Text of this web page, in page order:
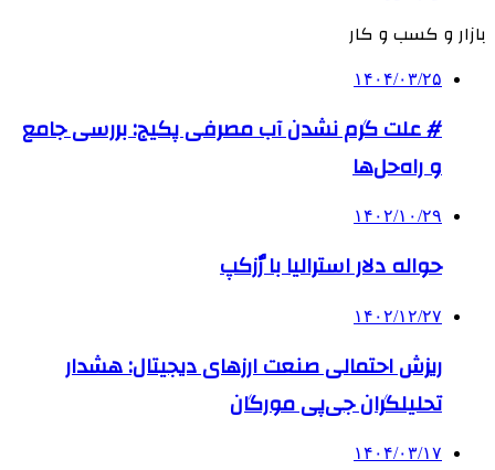
بازار و کسب و کار
۱۴۰۴/۰۳/۲۵
# علت گرم نشدن آب مصرفی پکیج: بررسی جامع
و راه‌حل‌ها
۱۴۰۲/۱۰/۲۹
حواله دلار استرالیا با رٌزکپ
۱۴۰۲/۱۲/۲۷
ریزش احتمالی صنعت ارزهای دیجیتال: هشدار
تحلیلگران جی‌پی مورگان
۱۴۰۴/۰۳/۱۷